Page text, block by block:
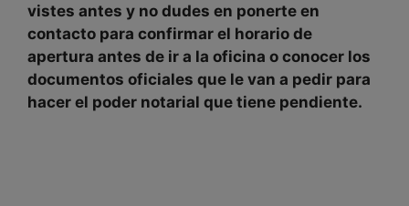
vistes antes y no dudes en ponerte en
contacto para confirmar el horario de
apertura antes de ir a la oficina o conocer los
documentos oficiales que le van a pedir para
hacer el poder notarial que tiene pendiente.